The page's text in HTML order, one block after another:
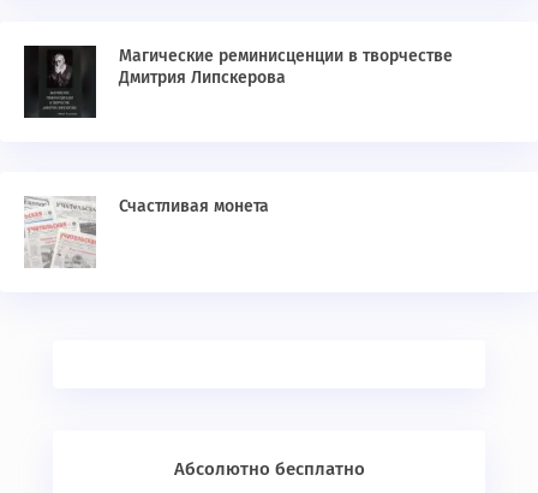
Магические реминисценции в творчестве
Дмитрия Липскерова
Счастливая монета
Абсолютно бесплатно